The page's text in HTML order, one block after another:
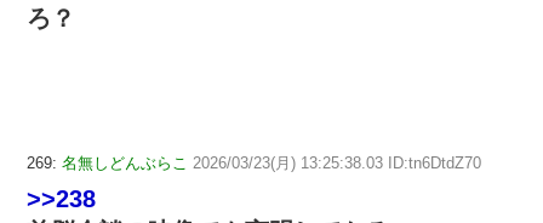
ろ？
269: 名無しどんぶらこ 2026/03/23(月) 13:25:38.03 ID:tn6DtdZ70
>>238